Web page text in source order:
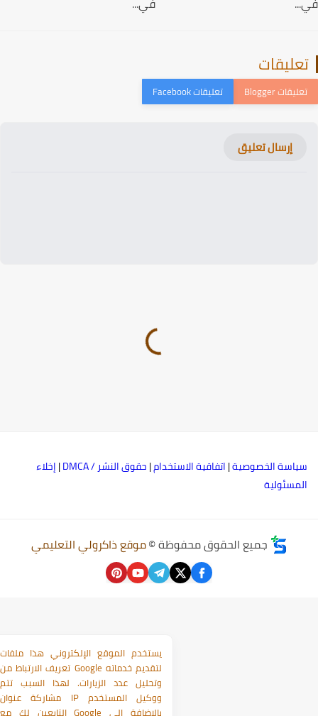
إرسال تعليق
الخصوصية|اتفاقية الاستخدام|حقوق النشر / DMCA |إخلاء
جميع الحقوق محفوظة ©موقع ذاكرولي التعليمي
يستخدم الموقع الإلكتروني هذا ملفات
تعريف الارتباط من Google لتقديم خدماته
وتحليل عدد الزيارات. لهذا السبب تتم
مشاركة عنوان IP ووكيل المستخدم
التابعين لك مع Google بالإضافة إلى